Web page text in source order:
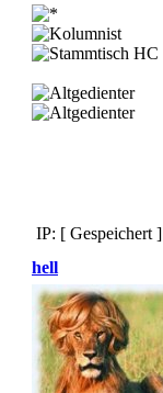
IP: [ Gespeichert ]
hell